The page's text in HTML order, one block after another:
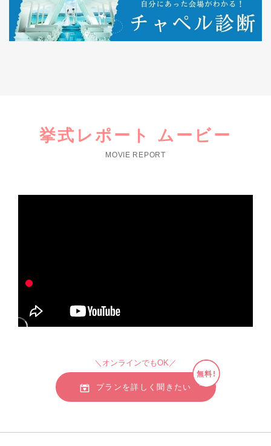
挙式レポート ムービー
MOVIE REPORT
＼オンラインでもOK／
プランを詳しく聞きたい
無料!